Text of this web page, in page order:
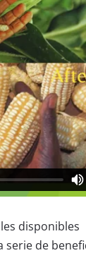
disponibles
de